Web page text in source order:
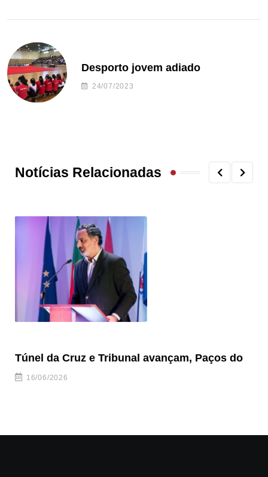
Desporto jovem adiado
24/07/2023
Notícias Relacionadas
Túnel da Cruz e Tribunal avançam, Paços do
16/06/2026